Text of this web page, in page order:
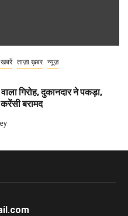
खबरें ताज़ा ख़बर न्यूज़
गिरोह, दुकानदार ने पकड़ा,
बरामद